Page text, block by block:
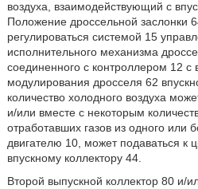
воздуха, взаимодействующий с
Положение дроссельной заслонки
регулироваться системой 15
исполнительного механизма
соединенного с контроллером 12 с
модулирования дросселя 62
количество холодного воздуха
и/или вместе с некоторым
отработавших газов из одного или
двигателю 10, может подаваться к
впускному коллектору 44.
Второй выпускной коллектор 80 и/